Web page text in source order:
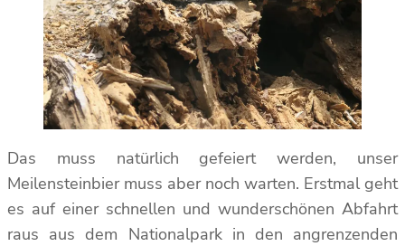
Das muss natürlich gefeiert werden, unser
Meilensteinbier muss aber noch warten. Erstmal geht
es auf einer schnellen und wunderschönen Abfahrt
raus aus dem Nationalpark in den angrenzenden